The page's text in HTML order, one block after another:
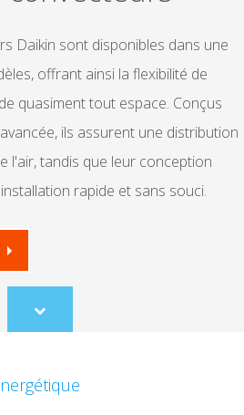
Daikin sont disponibles dans une
offrant ainsi la flexibilité de
quasiment tout espace. Conçus
ils assurent une distribution
l'air, tandis que leur conception
rapide et sans souci.
Scroll
to